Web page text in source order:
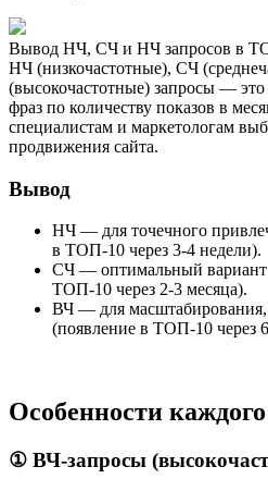
Вывод НЧ, СЧ и НЧ запросов в
НЧ (низкочастотные), СЧ
(высокочастотные) запросы —
фраз по количеству показов в
специалистам и маркетологам
продвижения сайта.
Вывод
НЧ — для точечного
в ТОП-10 через 3-4 недели).
СЧ — оптимальный вариант
ТОП-10 через 2-3 месяца).
ВЧ — для масштабирования,
(появление в ТОП-10 через
Особенности
① ВЧ-запросы